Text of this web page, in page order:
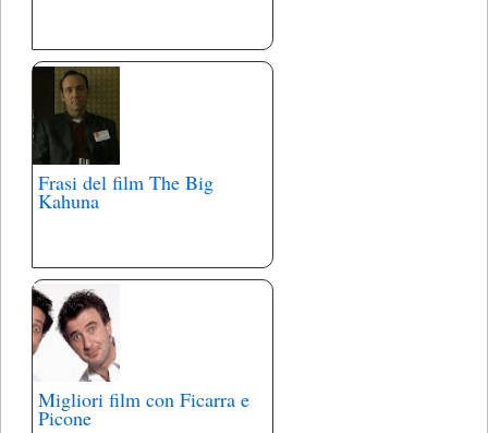
Frasi del film The Big
Kahuna
Migliori film con Ficarra e
Picone